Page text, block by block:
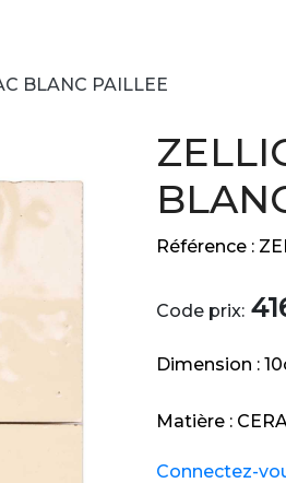
BLANC PAILLEE
Référence :
Code prix:
Dimension :
Matière :
Connectez-